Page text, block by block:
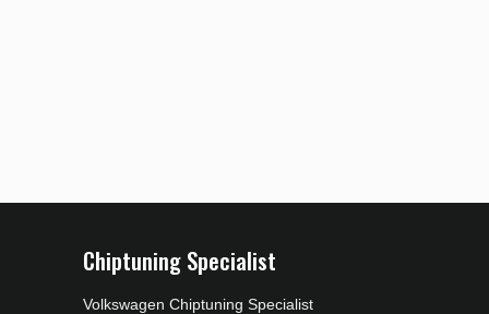
Chiptuning Specialist
Volkswagen Chiptuning Specialist